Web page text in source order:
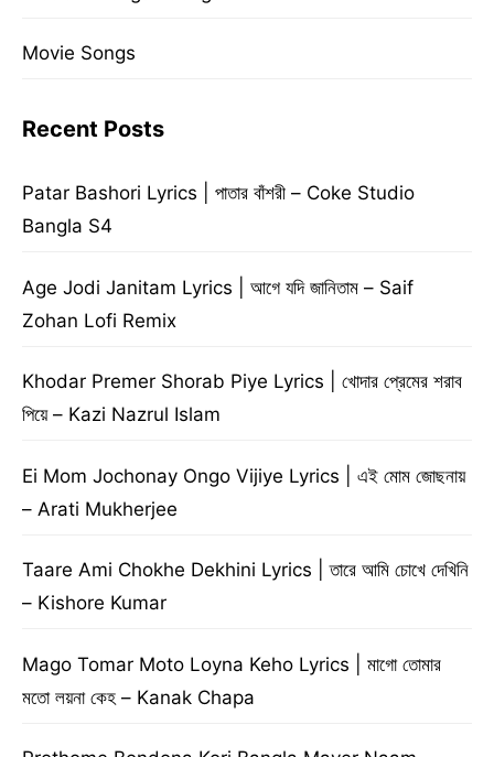
Movie Songs
Recent Posts
Patar Bashori Lyrics | পাতার বাঁশরী – Coke Studio
Bangla S4
Age Jodi Janitam Lyrics | আগে যদি জানিতাম – Saif
Zohan Lofi Remix
Khodar Premer Shorab Piye Lyrics | খোদার প্রেমের শরাব
পিয়ে – Kazi Nazrul Islam
Ei Mom Jochonay Ongo Vijiye Lyrics | এই মোম জোছনায়
– Arati Mukherjee
Taare Ami Chokhe Dekhini Lyrics | তারে আমি চোখে দেখিনি
– Kishore Kumar
Mago Tomar Moto Loyna Keho Lyrics | মাগো তোমার
মতো লয়না কেহ – Kanak Chapa